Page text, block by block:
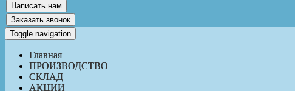
Написать нам
Заказать звонок
Toggle navigation
Главная
ПРОИЗВОДСТВО
СКЛАД
АКЦИИ